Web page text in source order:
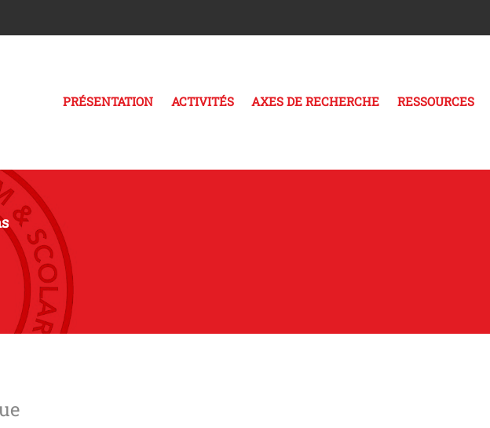
PRÉSENTATION ACTIVITÉS AXES DE RECHERCHE RESSOURCES